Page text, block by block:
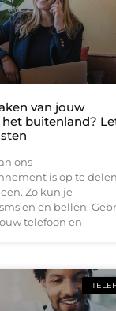
van jouw
buitenland?
ons
is op te
Zo kun je
en bellen.
telefoon en